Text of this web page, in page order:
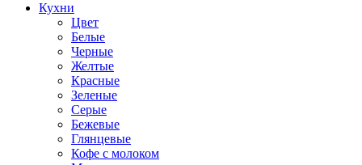
Кухни
Цвет
Белые
Черные
Желтые
Красные
Зеленые
Серые
Бежевые
Глянцевые
Кофе с молоком